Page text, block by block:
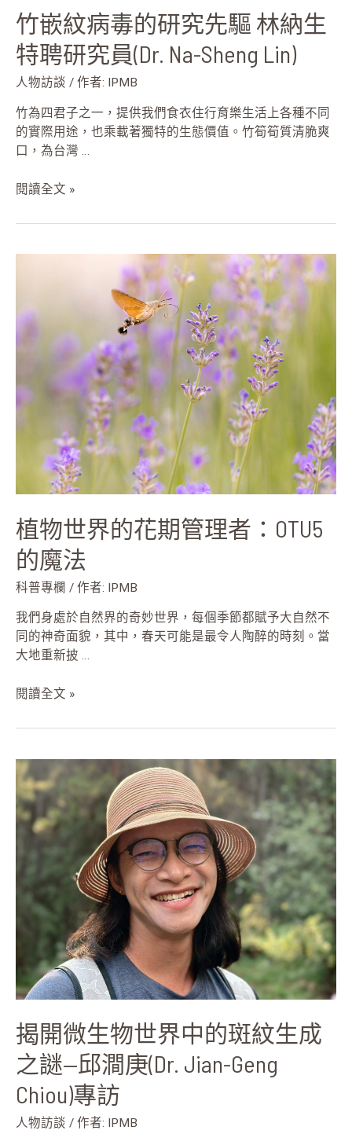
竹嵌紋病毒的研究先驅 林納生
特聘研究員(Dr. Na-Sheng Lin)
人物訪談 / 作者: IPMB
竹為四君子之一，提供我們食衣住行育樂生活上各種不同
的實際用途，也乘載著獨特的生態價值。竹筍筍質清脆爽
口，為台灣 …
Lin)
閱讀全文 »
植物世界的花期管理者：OTU5
的魔法
科普專欄 / 作者: IPMB
我們身處於自然界的奇妙世界，每個季節都賦予大自然不
同的神奇面貌，其中，春天可能是最令人陶醉的時刻。當
大地重新披 …
界
的
管
理
者：
閱讀全文 »
揭開微生物世界中的斑紋生成
之謎—邱澗庚(Dr. Jian-Geng
Chiou)專訪
人物訪談 / 作者: IPMB
揭
開
微
生
生
成
謎
邱
澗
庚
(Dr.